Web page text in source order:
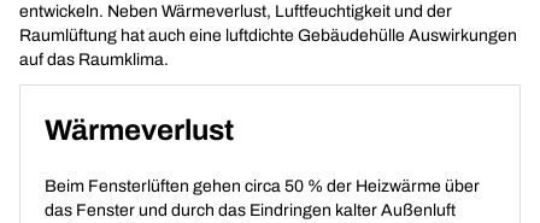
entwickeln. Neben Wärmeverlust, Luftfeuchtigkeit und der
Raumlüftung hat auch eine luftdichte Gebäudehülle Auswirkungen
auf das Raumklima.
Wärmeverlust
Beim Fensterlüften gehen circa 50 % der Heizwärme über
das Fenster und durch das Eindringen kalter Außenluft